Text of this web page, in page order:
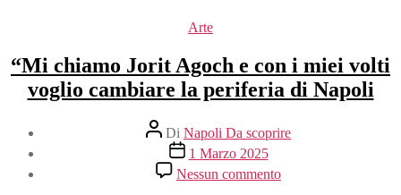
Categorie
Arte
“Mi chiamo Jorit Agoch e con i miei volti
voglio cambiare la periferia di Napoli
Autore
articolo
Di Napoli Da scoprire
Data
dell'articolo
1 Marzo 2025
Nessun commento
“Mi